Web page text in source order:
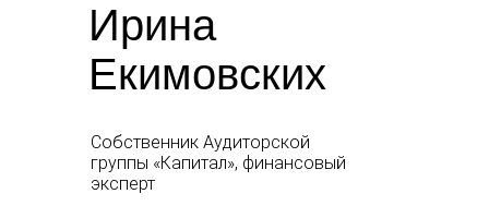
Cобственник Аудиторской
группы «Капитал», финансовый
эксперт
Ирина
Екимовских